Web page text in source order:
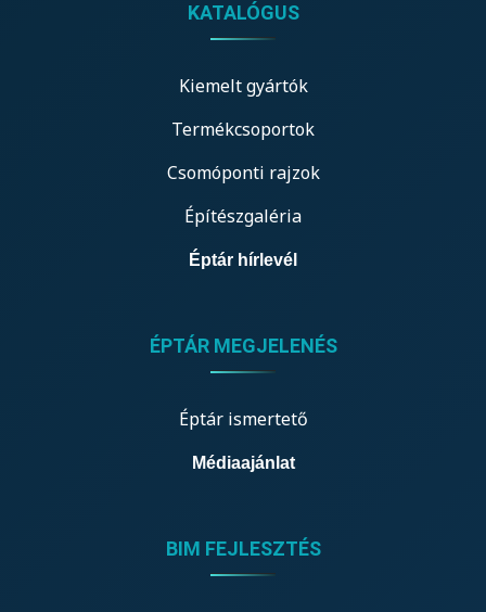
KATALÓGUS
Kiemelt gyártók
Termékcsoportok
Csomóponti rajzok
Építészgaléria
Éptár hírlevél
ÉPTÁR MEGJELENÉS
Éptár ismertető
Médiaajánlat
BIM FEJLESZTÉS